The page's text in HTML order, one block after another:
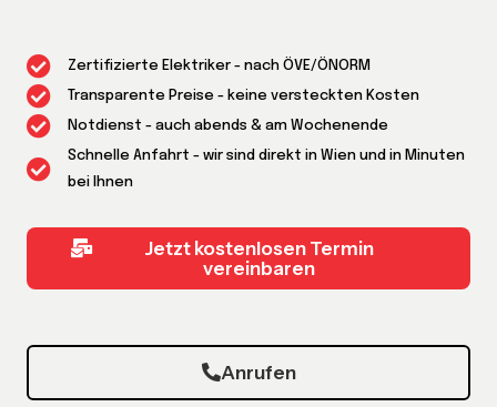
Zertifizierte Elektriker - nach ÖVE/ÖNORM
Transparente Preise - keine versteckten Kosten
Notdienst - auch abends & am Wochenende
Schnelle Anfahrt - wir sind direkt in Wien und in Minuten
bei Ihnen
Jetzt kostenlosen Termin
vereinbaren
Anrufen